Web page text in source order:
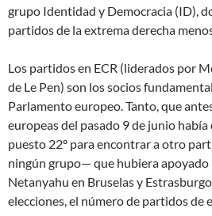
grupo Identidad y Democracia (ID),
partidos de la extrema derecha
Los partidos en ECR (liderados por
de Le Pen) son los socios
Parlamento europeo. Tanto, que
europeas del pasado 9 de junio
puesto 22º para encontrar a otro
ningún grupo— que hubiera apoyado
Netanyahu en Bruselas y
elecciones, el número de partidos de